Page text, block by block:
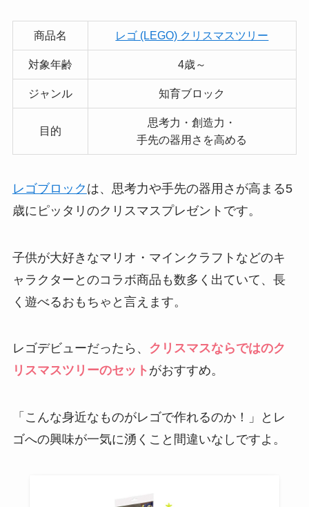
商品名 レゴ (LEGO) クリスマスツリー
対象年齢 4歳～
ジャンル 知育ブロック
目的
思考力・創造力・
手先の器用さを高める
レゴブロック は、思考力や手先の器用さが高まる5
歳にピッタリのクリスマスプレゼントです。
子供が大好きなマリオ・マインクラフトなどのキ
ャラクターとのコラボ商品も数多く出ていて、長
く遊べるおもちゃと言えます。
レゴデビューだったら、 クリスマスならではのク
リスマスツリーのセット がおすすめ。
「こんな身近なものがレゴで作れるのか！」とレ
ゴへの興味が一気に湧くこと間違いなしですよ。